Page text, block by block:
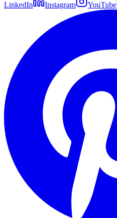
LinkedIn Instagram YouTube